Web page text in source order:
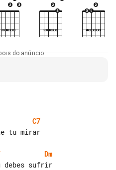
do anúncio
C7
tu mirar
Dm
debes sufrir